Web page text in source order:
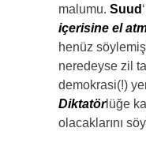
malumu. Suud
içerisine el
henüz
neredeyse zil
demokrasi(!)
Diktatörlüğe
olacaklarını